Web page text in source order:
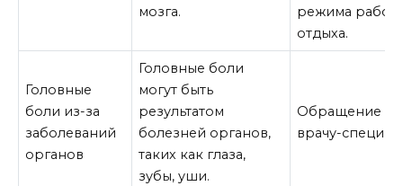
мозга.
режима
отдыха.
Головные
боли из-за
заболеваний
органов
Головные боли
могут быть
результатом
болезней органов,
таких как глаза,
зубы, уши.
Обращение к
врачу-